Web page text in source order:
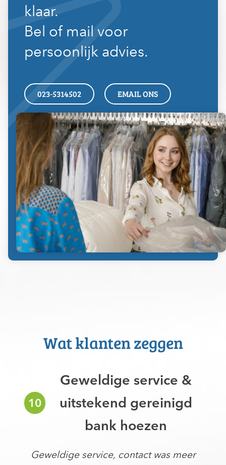
klaar.
Bel of mail voor
persoonlijk advies.
023-5314502 EMAIL ONS
Wat klanten zeggen
9
Goede service, goed
behandeld
Je wordt continu op de hoogte
gehouden van de status van je order.